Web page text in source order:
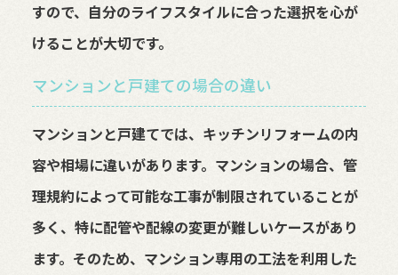
すので、自分のライフスタイルに合った選択を心が
けることが大切です。
マンションと戸建ての場合の違い
マンションと戸建てでは、キッチンリフォームの内
容や相場に違いがあります。マンションの場合、管
理規約によって可能な工事が制限されていることが
多く、特に配管や配線の変更が難しいケースがあり
ます。そのため、マンション専用の工法を利用した